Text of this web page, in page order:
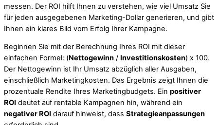
messen. Der ROI hilft Ihnen zu verstehen, wie viel Umsatz Sie
für jeden ausgegebenen Marketing-Dollar generieren, und gibt
Ihnen ein klares Bild vom Erfolg Ihrer Kampagne.
Beginnen Sie mit der Berechnung Ihres ROI mit dieser
einfachen Formel: (Nettogewinn / Investitionskosten) x 100.
Der Nettogewinn ist Ihr Umsatz abzüglich aller Ausgaben,
einschließlich Marketingkosten. Das Ergebnis zeigt Ihnen die
prozentuale Rendite Ihres Marketingbudgets. Ein positiver
ROI deutet auf rentable Kampagnen hin, während ein
negativer ROI darauf hinweist, dass Strategieanpassungen